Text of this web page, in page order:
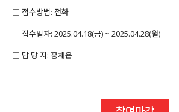
□ 접수방법: 전화
□ 접수일자: 2025.04.18(금) ~ 2025.04.28(월)
□ 담 당 자: 홍채은